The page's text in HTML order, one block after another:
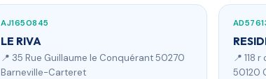
AJ1650845
LE RIVA
📍 35 Rue Guillaume le Conquérant 50270
Barneville-Carteret
📍 118
50120